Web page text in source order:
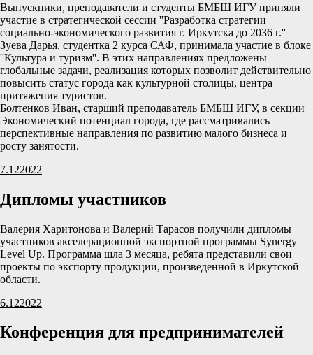
Выпускники, преподаватели и студенты БМБШ ИГУ приняли
участие в стратегической сессии ''Разработка стратегии
социально-экономического развития г. Иркутска до 2036 г.''
Зуева Дарья, студентка 2 курса САФ, принимала участие в блоке
''Культура и туризм''. В этих направлениях предложены
глобальные задачи, реализация которых позволит действительно
повысить статус города как культурной столицы, центра
притяжения туристов.
Болтенков Иван, старший преподаватель БМБШ ИГУ, в секции
Экономический потенциал города, где рассматривались
перспективные направления по развитию малого бизнеса и
росту занятости.
7.122022
Дипломы участников
Валерия Харитонова и Валерий Тарасов получили дипломы
участников акселерационной экспортной программы Synergy
Level Up. Программа шла 3 месяца, ребята представили свои
проекты по экспорту продукции, произведенной в Иркутской
области.
6.122022
Конференция для предпринимателей